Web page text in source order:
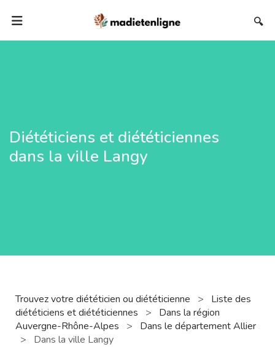
🔍
Diététiciens et diététiciennes
dans la ville Langy
Trouvez votre diététicien ou diététicienne >
Liste des
diététiciens et diététiciennes
>
Dans la région
Auvergne-Rhône-Alpes
>
Dans le département Allier
>
Dans la ville Langy